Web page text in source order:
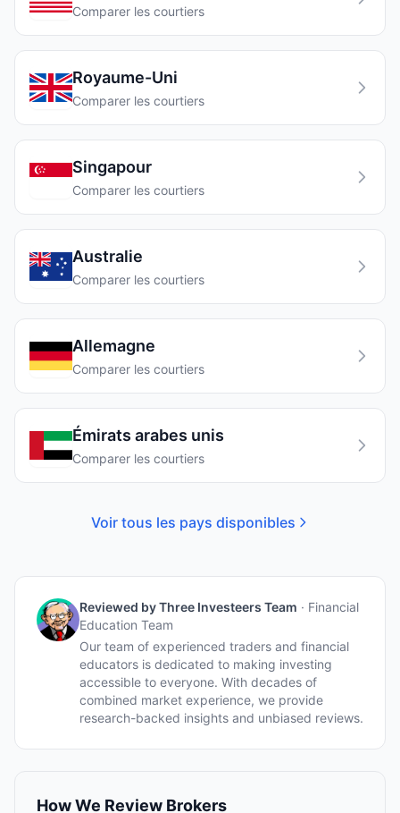
Comparer les courtiers
Royaume-Uni
Comparer les courtiers
Singapour
Comparer les courtiers
Australie
Comparer les courtiers
Allemagne
Comparer les courtiers
Émirats arabes unis
Comparer les courtiers
Voir tous les pays disponibles
Reviewed byThree Investeers Team · Financial
Education Team
Our team of experienced traders and financial
educators is dedicated to making investing
accessible to everyone. With decades of
combined market experience, we provide
research-backed insights and unbiased reviews.
How We Review Brokers